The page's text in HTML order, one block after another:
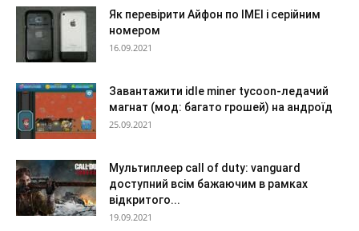
Як перевірити Айфон по IMEI і серійним
номером
16.09.2021
Завантажити idle miner tycoon-ледачий
магнат (мод: багато грошей) на андроїд
25.09.2021
Мультиплеер call of duty: vanguard
доступний всім бажаючим в рамках
відкритого...
19.09.2021